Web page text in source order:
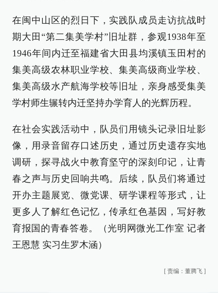
在闽中山区的烈日下，实践队成员走访抗战时
期大田“第二集美学村”旧址群，参观1938年至
1946年间内迁至福建省大田县均溪镇玉田村的
集美高级农林职业学校、集美高级商业学校、
集美高级水产航海学校等旧址，亲身感受集美
学村师生辗转内迁坚持办学育人的光辉历程。
在社会实践活动中，队员们用镜头记录旧址影
像，用录音留存口述历史，通过历史遗存实地
调研，探寻战火中教育坚守的深刻印记，让青
春之声与历史回响共鸣。后续，队员们将通过
开办主题展览、微党课、研学课程等形式，让
更多人了解红色记忆，传承红色基因，写好教
育报国的青春答卷。（光明网微光工作室 记者
王恩慧 实习生罗木涵）
[ 责编：董腾飞 ]